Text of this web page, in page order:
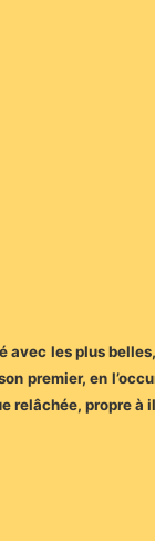
avec les plus
premier, en
relâchée, propre à